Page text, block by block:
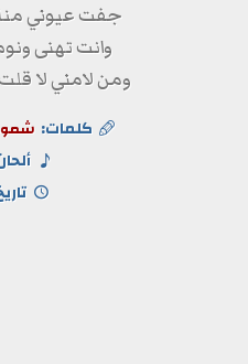
جفت عيوني
وانت تهنى
ومن لامني لا
كلمات: